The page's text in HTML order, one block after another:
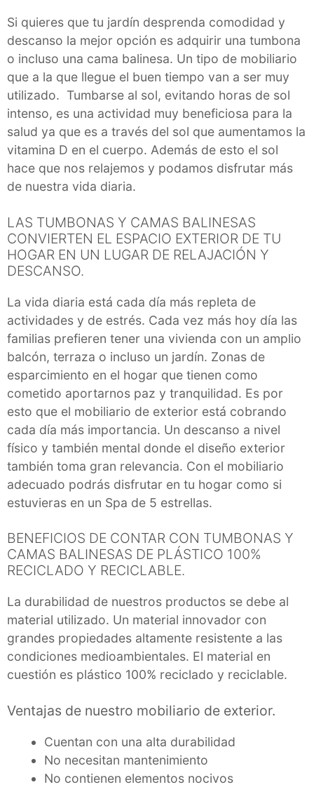
Si quieres que tu jardín desprenda comodidad y
descanso la mejor opción es adquirir una tumbona
o incluso una cama balinesa. Un tipo de mobiliario
que a la que llegue el buen tiempo van a ser muy
utilizado. Tumbarse al sol, evitando horas de sol
intenso, es una actividad muy beneficiosa para la
salud ya que es a través del sol que aumentamos la
vitamina D en el cuerpo. Además de esto el sol
hace que nos relajemos y podamos disfrutar más
de nuestra vida diaria.
LAS TUMBONAS Y CAMAS BALINESAS
CONVIERTEN EL ESPACIO EXTERIOR DE TU
HOGAR EN UN LUGAR DE RELAJACIÓN Y
DESCANSO.
La vida diaria está cada día más repleta de
actividades y de estrés. Cada vez más hoy día las
familias prefieren tener una vivienda con un amplio
balcón, terraza o incluso un jardín. Zonas de
esparcimiento en el hogar que tienen como
cometido aportarnos paz y tranquilidad. Es por
esto que el mobiliario de exterior está cobrando
cada día más importancia. Un descanso a nivel
físico y también mental donde el diseño exterior
también toma gran relevancia. Con el mobiliario
adecuado podrás disfrutar en tu hogar como si
estuvieras en un Spa de 5 estrellas.
BENEFICIOS DE CONTAR CON TUMBONAS Y
CAMAS BALINESAS DE PLÁSTICO 100%
RECICLADO Y RECICLABLE.
La durabilidad de nuestros productos se debe al
material utilizado. Un material innovador con
grandes propiedades altamente resistente a las
condiciones medioambientales. El material en
cuestión es plástico 100% reciclado y reciclable.
Ventajas de nuestro mobiliario de exterior.
Cuentan con una alta durabilidad
No necesitan mantenimiento
No contienen elementos nocivos